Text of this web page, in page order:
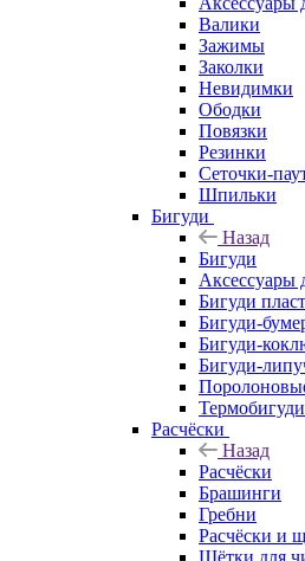
Валики
Зажимы
Заколки
Невидимки
Ободки
Повязки
Резинки
Сеточки-
Шпильки
Бигуди
Назад
Бигуди
Аксессуары
Бигуди
Бигуди-
Бигуди-
Бигуди-
Расчёски
Назад
Расчёски
Брашинги
Гребни
Расчёски и
Щётки для